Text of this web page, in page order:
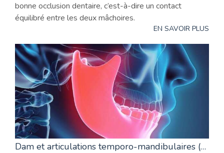
bonne occlusion dentaire, c’est-à-dire un contact
équilibré entre les deux mâchoires.
EN SAVOIR PLUS
Dam et articulations temporo-mandibulaires (atm)